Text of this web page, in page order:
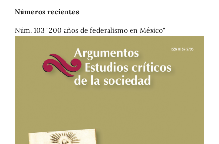
Números recientes
Núm. 103 "200 años de federalismo en México"